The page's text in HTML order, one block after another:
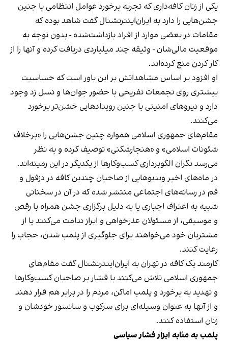
یکی از زنان کافه‌داری که تجربه برخورد عوامل انتظامی با چنین
جشن‌هایی را دارد به ایران‌اینترنشنال گفت شاهد بوده که
مقامات در بعضی موارد از افراد بازداشت‌‌شده - بدون توجه به
موقعیت مالی‌شان - وثیقه چند میلیاردی دریافت کرده و آنها را از
کار کردن منع کرده‌اند.
او افزود بر اساس مشاهداتش بر این باور است که حساسیت
بیشتری روی تجمعات تفریحی با حضور جوان‌ها و نسل زد وجود
دارد و نیروهای امنیتی با چنین رویدادهایی خشن‌تر برخورد
می‌کنند.
مقام‌های جمهوری اسلامی همواره چنین جشن‌هایی را «برخلاف
شئونات اسلامی» و «هنجارشکنی» توصیف کرده و به نظر
می‌رسد نگران الگوبرداری کسب‌وکارها از یکدیگر در این زمینه‌اند.
در ماه‌های اخیر ویدیوهایی از صاحبان چندین کافه در دزفول و
قم در رسانه‌های اجتماعی منتشر شده که در آن در سخنانی
شبیه به اعتراف اجباری یا به دلیل برگزاری جشن همراه با رقص
و موسیقی، از مسئولان عذرخواهی و ابراز ندامت می‌کنند یا از
مشتریان خود می‌خواهند برای جلوگیری از پلمب شدن، حجاب را
رعایت کنند.
کارمند یک کافه در تهران به ایران‌اینترنشنال گفت مقام‌های
جمهوری اسلامی تلاش می‌کنند با فشار بر صاحبان کسب‌وکارها
و تهدید به برخورد و پلمب اماکن، مردم را در برابر هم قرار دهند
و از آنها به عنوان وسیله‌ای برای سرکوب و سانسور خودشان و
زنان استفاده کنند.
پلمب به مثابه ابزار فشار سیاسی